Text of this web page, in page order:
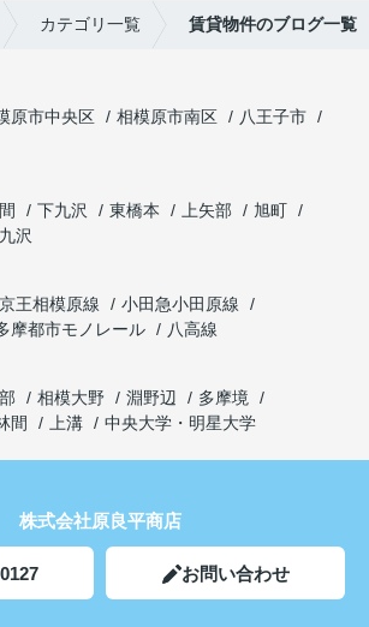
カテゴリ一覧 賃貸物件のブログ一覧
原市中央区 相模原市南区
八王子市
下九沢 東橋本 上矢部
旭町
沢
京王相模原線
小田急小田原線
摩都市モノレール
八高線
相模大野 淵野辺
多摩境
間 上溝 中央大学・明星大学
株式会社原良平商店
お問い合わせ